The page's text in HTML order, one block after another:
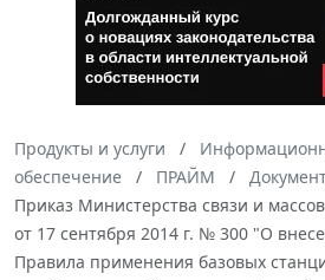
Продукты и услуги
обеспечение
ПРАЙМ
Приказ Министерства связи и
от 17 сентября 2014 г. № 300 "О
Правила применения базовых